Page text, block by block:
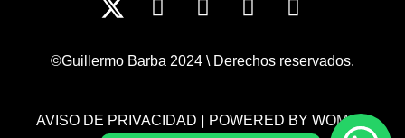
©Guillermo Barba 2024 \ Derechos reservados.
AVISO DE PRIVACIDAD | POWERED BY WOMGP